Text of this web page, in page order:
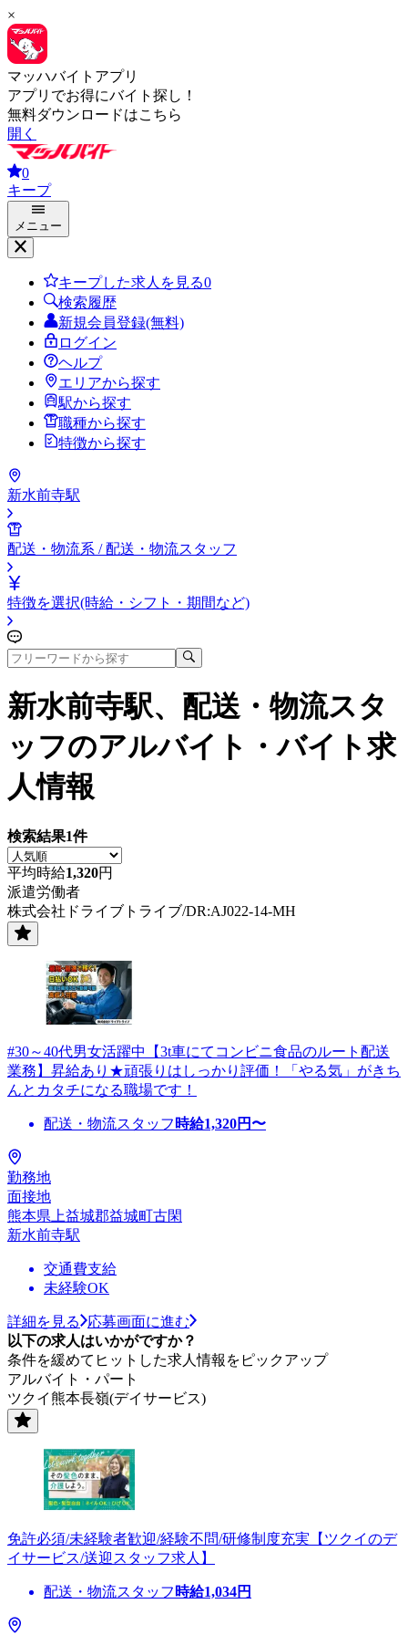
×
マッハバイトアプリ
アプリでお得にバイト探し！
無料ダウンロードはこちら
開く
0
キープ
メニュー
キープした求人を見る0
検索履歴
新規会員登録(無料)
ログイン
ヘルプ
エリアから探す
駅から探す
職種から探す
特徴から探す
新水前寺駅
配送・物流系 / 配送・物流スタッフ
特徴を選択(時給・シフト・期間など)
新水前寺駅、配送・物流スタ
ッフのアルバイト・バイト求
人情報
検索結果1件
平均時給1,320円
派遣労働者
株式会社ドライブトライブ/DR:AJ022-14-MH
#30～40代男女活躍中【3t車にてコンビニ食品のルート配送
業務】昇給あり★頑張りはしっかり評価！「やる気」がきち
んとカタチになる職場です！
配送・物流スタッフ 時給1,320円〜
勤務地
面接地
熊本県上益城郡益城町古閑
新水前寺駅
交通費支給
未経験OK
詳細を見る
応募画面に進む
以下の求人はいかがですか？
条件を緩めてヒットした求人情報をピックアップ
アルバイト・パート
ツクイ熊本長嶺(デイサービス)
免許必須/未経験者歓迎/経験不問/研修制度充実【ツクイのデ
イサービス/送迎スタッフ求人】
配送・物流スタッフ 時給1,034円